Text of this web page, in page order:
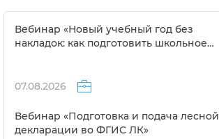
ебинар «Новый учебный год без
накладок: как подготовить школьное
07.08.2026
ебинар «Подготовка и подача лесной
декларации во ФГИС ЛК»